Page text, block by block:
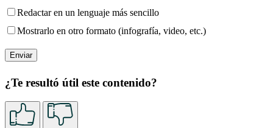
Redactar en un lenguaje más sencillo
Mostrarlo en otro formato (infografía, video, etc.)
¿Te resultó útil este contenido?